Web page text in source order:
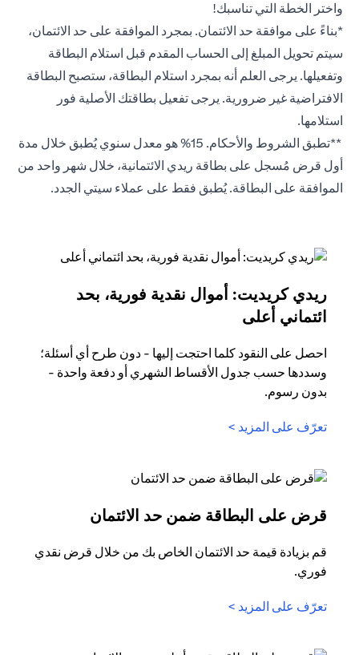
واختر الخطة التي تناسبك!
*بناءً على موافقة حد الائتمان. بمجرد الموافقة على حد الائتمان،
سيتم تحويل المبلغ إلى الحساب المقدم قبل استلام البطاقة
وتفعيلها. يرجى العلم أنه بمجرد استلام البطاقة، ستصبح البطاقة
الافتراضية غير ضرورية. يرجى تفعيل بطاقتك الأصلية فور
استلامها.
**تطبق الشروط والأحكام. 15% هو معدل سنوي يُطبق خلال مدة
أول قرض مُسجل على بطاقة ريدي الائتمانية، خلال شهر واحد من
الموافقة على البطاقة. يُطبق فقط على عملاء سيتي الجدد.
ريدي كريديت: أموال نقدية فورية، بحد
ائتماني أعلى
احصل على النقود كلما احتجت إليها - دون طرح أي أسئلة؛
وسددها حسب جدول الأقساط الشهري أو دفعة واحدة -
بدون رسوم.
تعرّف على المزيد >
قرض على البطاقة ضمن حد الائتمان
قم بزيادة قيمة حد الائتمان الخاص بك من خلال قرض نقدي
فوري.
تعرّف على المزيد >